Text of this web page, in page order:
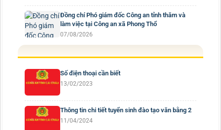
Đồng chí Phó giám đốc Công an tỉnh thăm và
làm việc tại Công an xã Phong Thổ
07/08/2026
Số điện thoại cần biết
13/02/2023
Thông tin chi tiết tuyển sinh đào tạo văn bằng 2
11/04/2024